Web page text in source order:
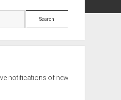
Search
notifications of new